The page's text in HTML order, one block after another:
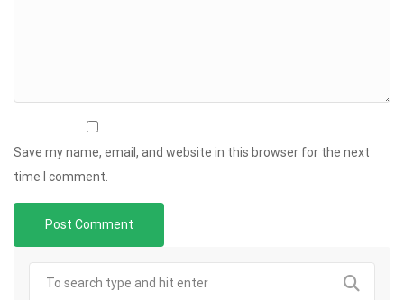
Save my name, email, and website in this browser for the next
time I comment.